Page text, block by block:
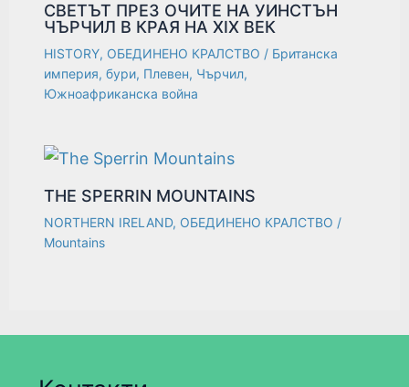
СВЕТЪТ ПРЕЗ ОЧИТЕ НА УИНСТЪН
ЧЪРЧИЛ В КРАЯ НА XIX ВЕК
HISTORY, ОБЕДИНЕНО КРАЛСТВО / Британска
империя,бури, Плевен, Чърчил,
Южноафриканска война
THE SPERRIN MOUNTAINS
NORTHERN IRELAND, ОБЕДИНЕНО КРАЛСТВО /
Mountains